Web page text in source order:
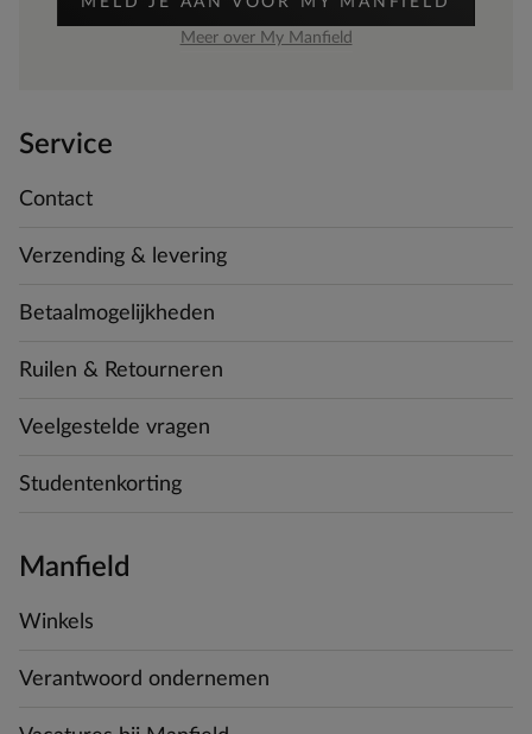
Meer over My Manfield
Service
Contact
Verzending & levering
Betaalmogelijkheden
Ruilen & Retourneren
Veelgestelde vragen
Studentenkorting
Manfield
Winkels
Verantwoord ondernemen